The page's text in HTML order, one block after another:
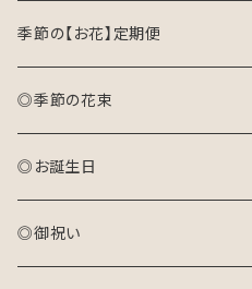
季節の【お花】定期便
◎季節の花束
おまかせ花束(S)
おまかせ花束(M)
◎お誕生日
アレンジメント(生花)
◎御祝い